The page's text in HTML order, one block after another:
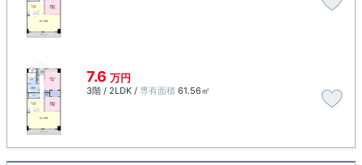
7.6 万円
3階 / 2LDK / 専有面積 61.56㎡